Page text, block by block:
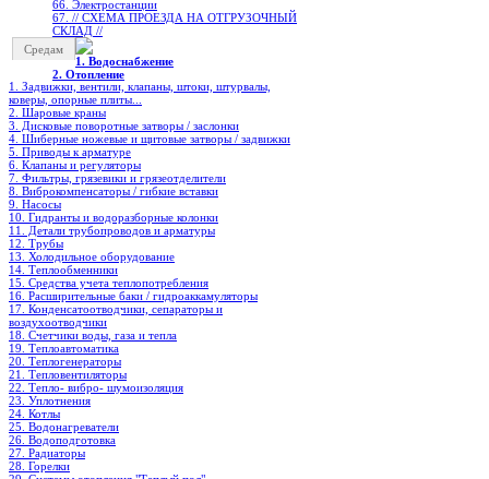
66. Электростанции
67. // СХЕМА ПРОЕЗДА НА ОТГРУЗОЧНЫЙ
СКЛАД //
Средам
1. Водоснабжение
2. Отопление
1. Задвижки, вентили, клапаны, штоки, штурвалы,
коверы, опорные плиты...
2. Шаровые краны
3. Дисковые поворотные затворы / заслонки
4. Шиберные ножевые и щитовые затворы / задвижки
5. Приводы к арматуре
6. Клапаны и регуляторы
7. Фильтры, грязевики и грязеотделители
8. Виброкомпенсаторы / гибкие вставки
9. Насосы
10. Гидранты и водоразборные колонки
11. Детали трубопроводов и арматуры
12. Трубы
13. Холодильное oборудование
14. Теплообменники
15. Средства учета теплопотребления
16. Расширительные баки / гидроаккамуляторы
17. Конденсатоотводчики, сепараторы и
воздухоотводчики
18. Счетчики воды, газа и тепла
19. Теплоавтоматика
20. Теплогенераторы
21. Тепловентиляторы
22. Тепло- вибро- шумоизоляция
23. Уплотнения
24. Котлы
25. Водонагреватели
26. Водоподготовка
27. Радиаторы
28. Горелки